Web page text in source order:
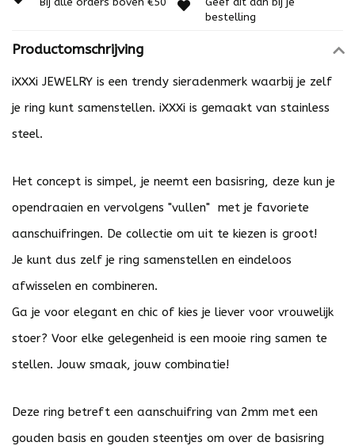
bestelling
Productomschrijving
iXXXi JEWELRY is een trendy sieradenmerk waarbij je zelf
je ring kunt samenstellen. iXXXi is gemaakt van stainless
steel.
Het concept is simpel, je neemt een basisring, deze kun je
opendraaien en vervolgens "vullen" met je favoriete
aanschuifringen. De collectie om uit te kiezen is groot!
Je kunt dus zelf je ring samenstellen en eindeloos
afwisselen en combineren.
Ga je voor elegant en chic of kies je liever voor vrouwelijk
stoer? Voor elke gelegenheid is een mooie ring samen te
stellen. Jouw smaak, jouw combinatie!
Deze ring betreft een aanschuifring van 2mm met een
gouden basis en gouden steentjes om over de basisring